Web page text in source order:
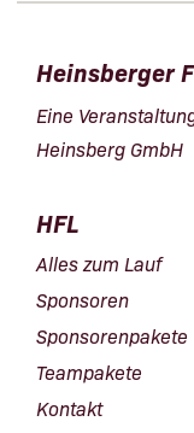
Heinsberger
Eine
Heinsberg GmbH
HFL
Alles zum Lauf
Sponsoren
Sponsorenpakete
Teampakete
Kontakt